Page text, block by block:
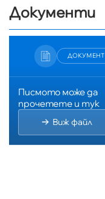
Документи
Писмото може да
прочетете и тук
Виж файл
ДОКУМЕНТ